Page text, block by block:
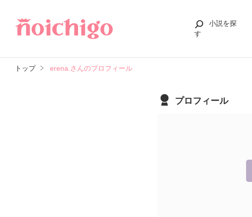
小説を探
す
トップ erena.さんのプロフィール
プロフィール